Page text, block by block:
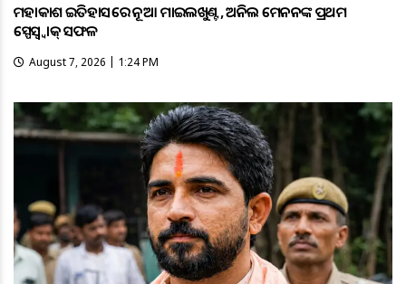
ମହାକାଶ ଇତିହାସରେ ନୂଆ ମାଇଲଖୁଣ୍ଟ, ଅନିଲ ମେନନଙ୍କ ପ୍ରଥମ
ସ୍ପେସ୍ୱ୍ୱାକ୍ ସଫଳ
August 7, 2026 | 1:24 PM